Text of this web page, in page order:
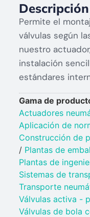
Permite el
válvulas según
nuestro
instalación
estándares
Gama de
Actuadores
Aplicación de
Construcción de
/ Plantas de
Plantas de
Sistemas de
Transporte
Válvulas activa -
Válvulas de bola